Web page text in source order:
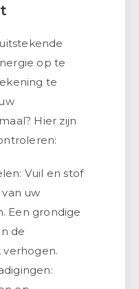
op te
te
Hier zijn
Vuil en stof
uw
Een grondige
de
verhogen.